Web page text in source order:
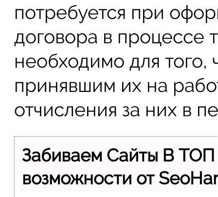
потребуется при
договора в процессе
необходимо для
принявшим их на
отчисления за них в
Забиваем Сайты В
возможности от